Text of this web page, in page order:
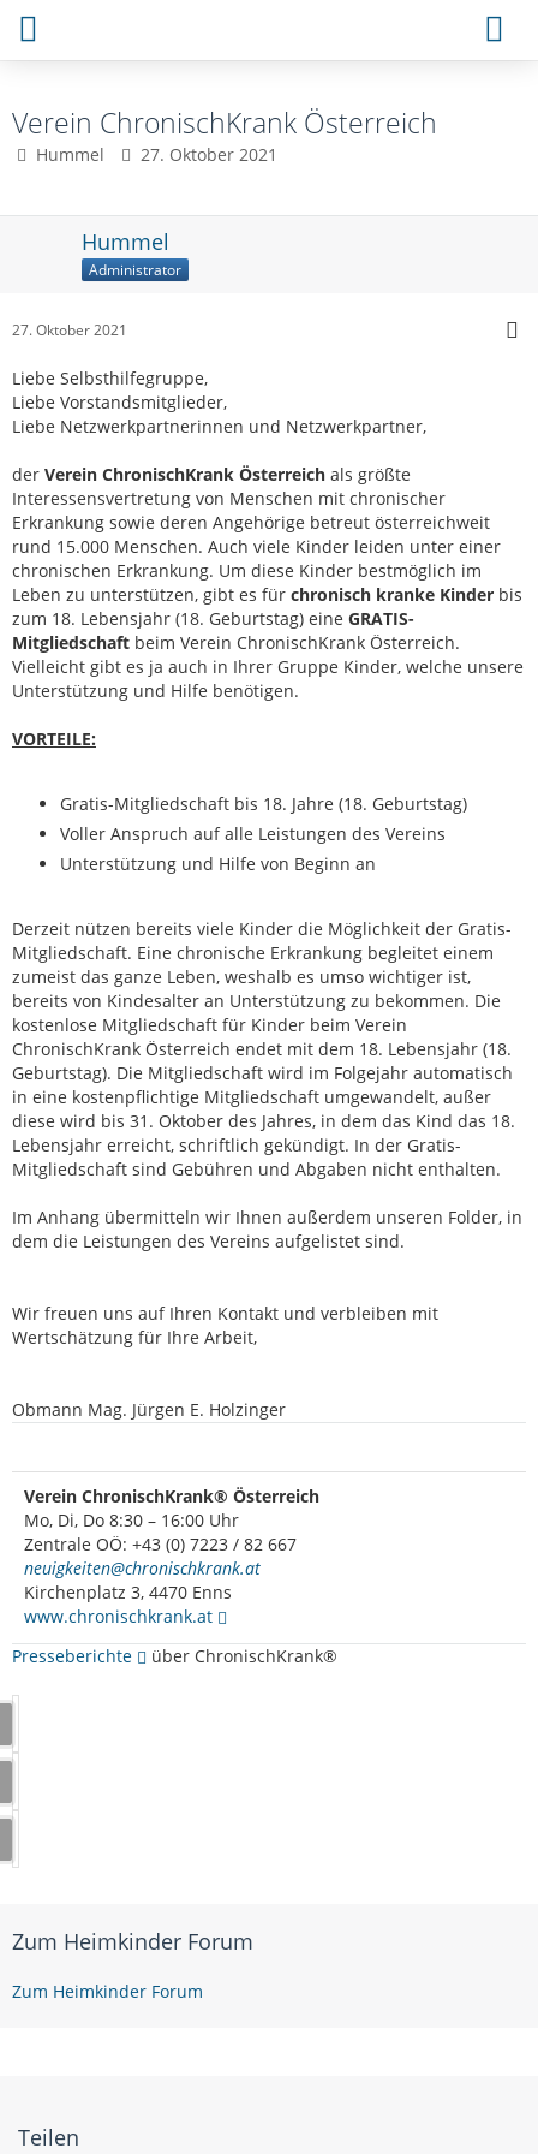
Verein ChronischKrank Österreich
Hummel 27. Oktober 2021
Hummel
Administrator
27. Oktober 2021
Liebe Selbsthilfegruppe,
Liebe Vorstandsmitglieder,
Liebe Netzwerkpartnerinnen und Netzwerkpartner,
der Verein ChronischKrank Österreich als größte
Interessensvertretung von Menschen mit chronischer
Erkrankung sowie deren Angehörige betreut österreichweit
rund 15.000 Menschen. Auch viele Kinder leiden unter einer
chronischen Erkrankung. Um diese Kinder bestmöglich im
Leben zu unterstützen, gibt es für chronisch kranke Kinder bis
zum 18. Lebensjahr (18. Geburtstag) eine GRATIS-
Mitgliedschaft beim Verein ChronischKrank Österreich.
Vielleicht gibt es ja auch in Ihrer Gruppe Kinder, welche unsere
Unterstützung und Hilfe benötigen.
VORTEILE:
Gratis-Mitgliedschaft bis 18. Jahre (18. Geburtstag)
Voller Anspruch auf alle Leistungen des Vereins
Unterstützung und Hilfe von Beginn an
Derzeit nützen bereits viele Kinder die Möglichkeit der Gratis-
Mitgliedschaft. Eine chronische Erkrankung begleitet einem
zumeist das ganze Leben, weshalb es umso wichtiger ist,
bereits von Kindesalter an Unterstützung zu bekommen. Die
kostenlose Mitgliedschaft für Kinder beim Verein
ChronischKrank Österreich endet mit dem 18. Lebensjahr (18.
Geburtstag). Die Mitgliedschaft wird im Folgejahr automatisch
in eine kostenpflichtige Mitgliedschaft umgewandelt, außer
diese wird bis 31. Oktober des Jahres, in dem das Kind das 18.
Lebensjahr erreicht, schriftlich gekündigt. In der Gratis-
Mitgliedschaft sind Gebühren und Abgaben nicht enthalten.
Im Anhang übermitteln wir Ihnen außerdem unseren Folder, in
dem die Leistungen des Vereins aufgelistet sind.
Wir freuen uns auf Ihren Kontakt und verbleiben mit
Wertschätzung für Ihre Arbeit,
Obmann Mag. Jürgen E. Holzinger
Verein ChronischKrank® Österreich
Mo, Di, Do 8:30 – 16:00 Uhr
Zentrale OÖ: +43 (0) 7223 / 82 667
neuigkeiten@chronischkrank.at
Kirchenplatz 3, 4470 Enns
www.chronischkrank.at
Presseberichte
über ChronischKrank®
Zum Heimkinder Forum
Zum Heimkinder Forum
Teilen